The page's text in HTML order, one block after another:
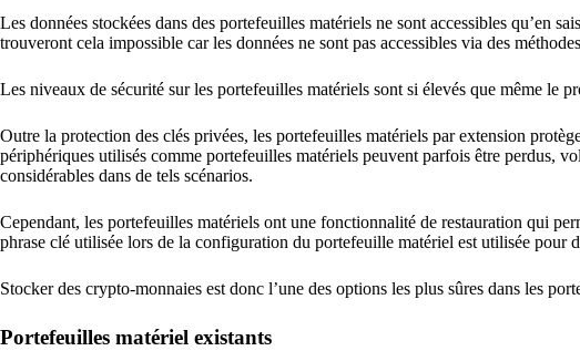
Les données stockées dans des portefeuilles matériels ne sont accessibles qu’en
trouveront cela impossible car les données ne sont pas accessibles via des
Les niveaux de sécurité sur les portefeuilles matériels sont si élevés que même le
Outre la protection des clés privées, les portefeuilles matériels par extension
périphériques utilisés comme portefeuilles matériels peuvent parfois être perdus,
considérables dans de tels scénarios.
Cependant, les portefeuilles matériels ont une fonctionnalité de restauration qui
phrase clé utilisée lors de la configuration du portefeuille matériel est utilisée pour
Stocker des crypto-monnaies est donc l’une des options les plus sûres dans les
Portefeuilles matériel existants